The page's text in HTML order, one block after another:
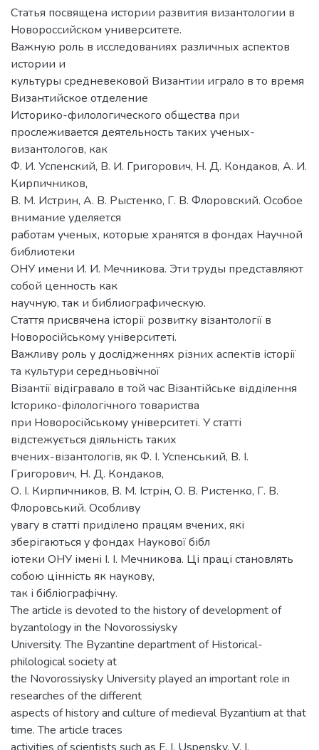
Статья посвящена истории развития византологии в
Новороссийском университете.
Важную роль в исследованиях различных аспектов
истории и
культуры средневековой Византии играло в то время
Византийское отделение
Историко-филологического общества при
прослеживается деятельность таких ученых-
византологов, как
Ф. И. Успенский, В. И. Григорович, Н. Д. Кондаков, А. И.
Кирпичников,
В. М. Истрин, А. В. Рыстенко, Г. В. Флоровский. Особое
внимание уделяется
работам ученых, которые хранятся в фондах Научной
библиотеки
ОНУ имени И. И. Мечникова. Эти труды представляют
собой ценность как
научную, так и библиографическую.
Стаття присвячена історії розвитку візантології в
Новоросійському університеті.
Важливу роль у дослідженнях різних аспектів історії
та культури середньовічної
Візантії відігравало в той час Візантійське відділення
Історико-філологічного товариства
при Новоросійському університеті. У статті
відстежується діяльність таких
вчених-візантологів, як Ф. І. Успенський, В. І.
Григорович, Н. Д. Кондаков,
О. І. Кирпичников, В. М. Істрін, О. В. Ристенко, Г. В.
Флоровський. Особливу
увагу в статті приділено працям вчених, які
зберігаються у фондах Наукової бібл
іотеки ОНУ імені І. І. Мечникова. Ці праці становлять
собою цінність як наукову,
так і бібліографічну.
The article is devoted to the history of development of
byzantology in the Novorossiysky
University. The Byzantine department of Historical-
philological society at
the Novorossiysky University played an important role in
researches of the different
aspects of history and culture of medieval Byzantium at that
time. The article traces